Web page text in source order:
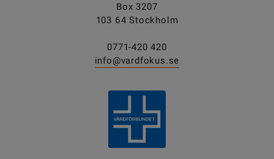
Box 3207
103 64 Stockholm
0771-420 420
info@vardfokus.se